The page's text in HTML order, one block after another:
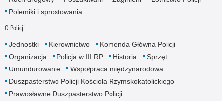
Polemiki i sprostowania
O Policji
Jednostki Kierownictwo
Komenda Główna Policji
Organizacja
Policja w III RP Historia
Sprzęt
Umundurowanie
Współpraca międzynarodowa
Duszpasterstwo Policji Kościoła Rzymskokatolickiego
Prawosławne Duszpasterstwo Policji